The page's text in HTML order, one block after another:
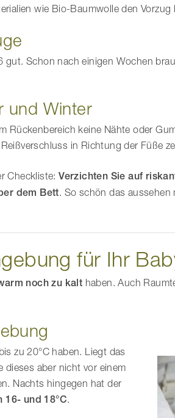
wie Bio-Baumwolle den Vorzug
Schon nach einigen Wochen
und Winter
Rückenbereich keine Nähte oder
in Richtung der Füße
Checkliste:Verzichten Sie auf
dem Bett. So schön das
für Ihr
noch zu kalt haben. Auch
zu 20°C haben. Liegt das
aber nicht vor einem
Nachts hingegen hat der
16- und 18°C.